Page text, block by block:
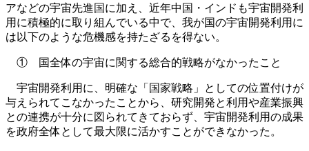
アなどの宇宙先進国に加え、近年中国・インドも宇宙開発利
用に積極的に取り組んでいる中で、我が国の宇宙開発利用に
は以下のような危機感を持たざるを得ない。
① 国全体の宇宙に関する総合的戦略がなかったこと
宇宙開発利用に、明確な「国家戦略」としての位置付けが
与えられてこなかったことから、研究開発と利用や産業振興
との連携が十分に図られてきておらず、宇宙開発利用の成果
を政府全体として最大限に活かすことができなかった。